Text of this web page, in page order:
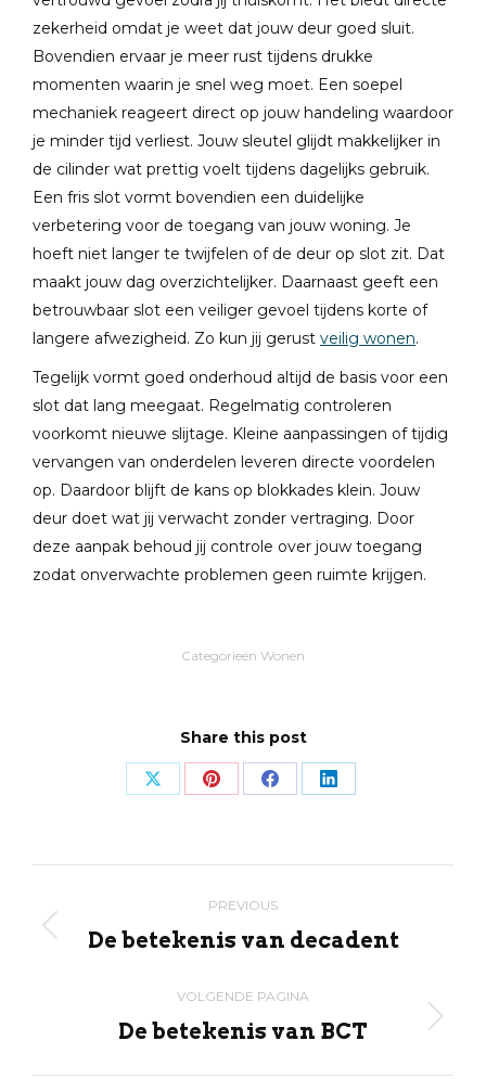
zekerheid omdat je weet dat jouw deur goed sluit.
Bovendien ervaar je meer rust tijdens drukke
momenten waarin je snel weg moet. Een soepel
mechaniek reageert direct op jouw handeling waardoor
je minder tijd verliest. Jouw sleutel glijdt makkelijker in
de cilinder wat prettig voelt tijdens dagelijks gebruik.
Een fris slot vormt bovendien een duidelijke
verbetering voor de toegang van jouw woning. Je
hoeft niet langer te twijfelen of de deur op slot zit. Dat
maakt jouw dag overzichtelijker. Daarnaast geeft een
betrouwbaar slot een veiliger gevoel tijdens korte of
langere afwezigheid. Zo kun jij gerust veilig wonen.
Tegelijk vormt goed onderhoud altijd de basis voor een
slot dat lang meegaat. Regelmatig controleren
voorkomt nieuwe slijtage. Kleine aanpassingen of tijdig
vervangen van onderdelen leveren directe voordelen
op. Daardoor blijft de kans op blokkades klein. Jouw
deur doet wat jij verwacht zonder vertraging. Door
deze aanpak behoud jij controle over jouw toegang
zodat onverwachte problemen geen ruimte krijgen.
Categorieën Wonen
Share this post
Share Share Share Share
navigation
PREVIOUS
Previous
De betekenis van decadent
VOLGENDE PAGINA
Volgende
De betekenis van BCT